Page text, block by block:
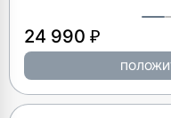
24 990 ₽